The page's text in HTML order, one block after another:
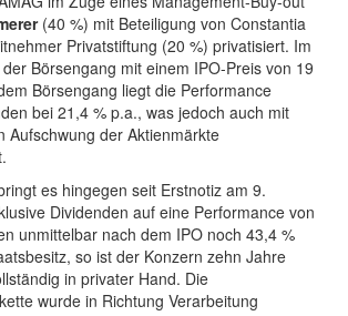
(40 %) mit Beteiligung von Constantia
Privatstiftung (20 %) privatisiert. Im
Börsengang mit einem IPO-Preis von 19
Börsengang liegt die Performance
bei 21,4 % p.a., was jedoch auch mit
Aufschwung der Aktienmärkte
es hingegen seit Erstnotiz am 9.
Dividenden auf eine Performance von
unmittelbar nach dem IPO noch 43,4 %
so ist der Konzern zehn Jahre
in privater Hand. Die
wurde in Richtung Verarbeitung